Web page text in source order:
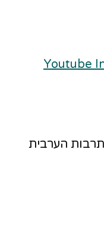
Youtube
הערבית